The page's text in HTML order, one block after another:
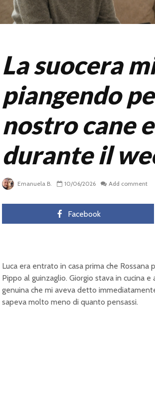
La suocera
piangendo
nostro cane
durante il
Emanuela B. 10/06/2026 Add comment
Facebook
Luca era entrato in casa prima che Rossana
Pippo al guinzaglio. Giorgio stava in cucina e
genuina che mi aveva detto
sapeva molto meno di quanto pensassi.